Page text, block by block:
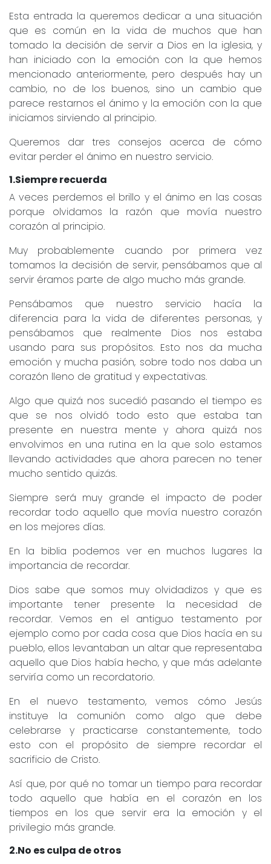
Esta entrada la queremos dedicar a una situación
que es común en la vida de muchos que han
tomado la decisión de servir a Dios en la iglesia, y
han iniciado con la emoción con la que hemos
mencionado anteriormente, pero después hay un
cambio, no de los buenos, sino un cambio que
parece restarnos el ánimo y la emoción con la que
iniciamos sirviendo al principio.
Queremos dar tres consejos acerca de cómo
evitar perder el ánimo en nuestro servicio.
1.Siempre recuerda
A veces perdemos el brillo y el ánimo en las cosas
porque olvidamos la razón que movía nuestro
corazón al principio.
Muy probablemente cuando por primera vez
tomamos la decisión de servir, pensábamos que al
servir éramos parte de algo mucho más grande.
Pensábamos que nuestro servicio hacía la
diferencia para la vida de diferentes personas, y
pensábamos que realmente Dios nos estaba
usando para sus propósitos. Esto nos da mucha
emoción y mucha pasión, sobre todo nos daba un
corazón lleno de gratitud y expectativas.
Algo que quizá nos sucedió pasando el tiempo es
que se nos olvidó todo esto que estaba tan
presente en nuestra mente y ahora quizá nos
envolvimos en una rutina en la que solo estamos
llevando actividades que ahora parecen no tener
mucho sentido quizás.
Siempre será muy grande el impacto de poder
recordar todo aquello que movía nuestro corazón
en los mejores días.
En la biblia podemos ver en muchos lugares la
importancia de recordar.
Dios sabe que somos muy olvidadizos y que es
importante tener presente la necesidad de
recordar. Vemos en el antiguo testamento por
ejemplo como por cada cosa que Dios hacía en su
pueblo, ellos levantaban un altar que representaba
aquello que Dios había hecho, y que más adelante
serviría como un recordatorio.
En el nuevo testamento, vemos cómo Jesús
instituye la comunión como algo que debe
celebrarse y practicarse constantemente, todo
esto con el propósito de siempre recordar el
sacrificio de Cristo.
Así que, por qué no tomar un tiempo para recordar
todo aquello que había en el corazón en los
tiempos en los que servir era la emoción y el
privilegio más grande.
2.No es culpa de otros